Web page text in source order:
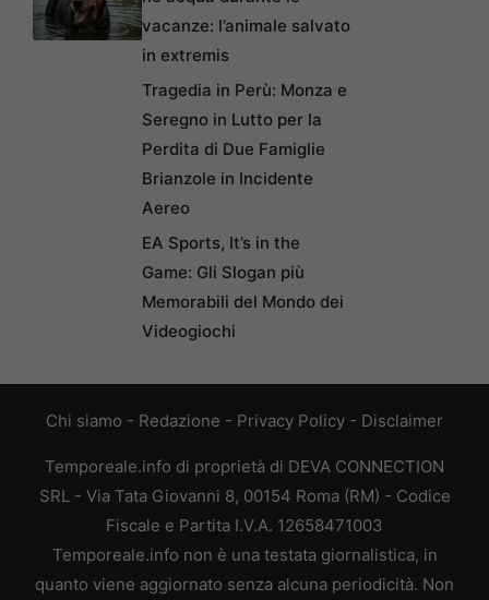
vacanze: l’animale salvato
in extremis
Tragedia in Perù: Monza e
Seregno in Lutto per la
Perdita di Due Famiglie
Brianzole in Incidente
Aereo
EA Sports, It’s in the
Game: Gli Slogan più
Memorabili del Mondo dei
Videogiochi
Chi siamo - Redazione - Privacy Policy - Disclaimer
Temporeale.info di proprietà di DEVA CONNECTION
SRL - Via Tata Giovanni 8, 00154 Roma (RM) - Codice
Fiscale e Partita I.V.A. 12658471003
Temporeale.info non è una testata giornalistica, in
quanto viene aggiornato senza alcuna periodicità. Non